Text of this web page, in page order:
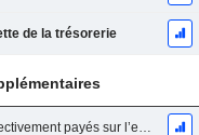
de la trésorerie
Intérêts effectivement payés sur l’exercice